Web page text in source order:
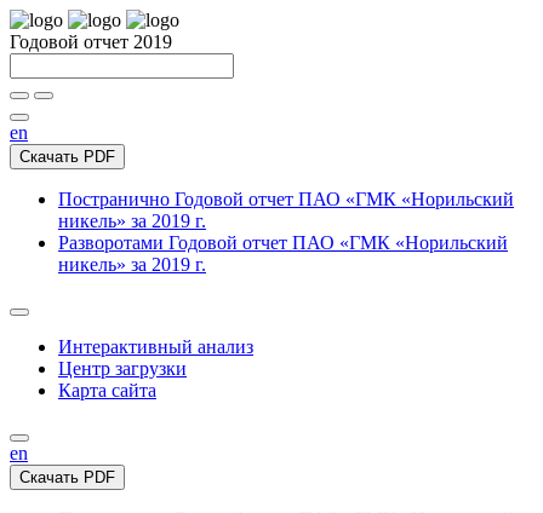
Годовой отчет 2019
en
Скачать PDF
Постранично Годовой отчет ПАО «ГМК «Норильский
никель» за 2019 г.
Разворотами Годовой отчет ПАО «ГМК «Норильский
никель» за 2019 г.
Интерактивный анализ
Центр загрузки
Карта сайта
en
Скачать PDF